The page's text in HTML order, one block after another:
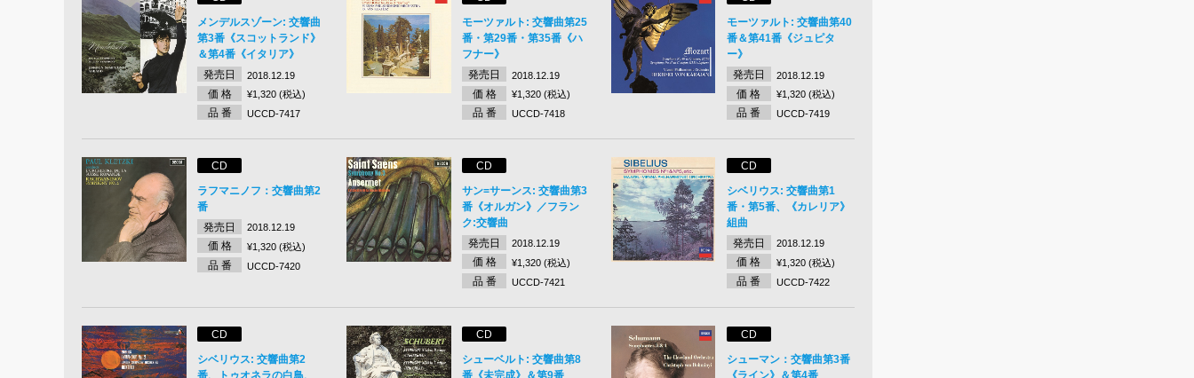
メンデルスゾーン: 交響曲
第3番《スコットランド》
＆第4番《イタリア》
発売日
2018.12.19
価 格 ¥1,320 (税込)
品 番 UCCD-7417
モーツァルト: 交響曲第25
番・第29番・第35番《ハ
フナー》
発売日
2018.12.19
価 格 ¥1,320 (税込)
品 番 UCCD-7418
モーツァルト: 交響曲第40
番＆第41番《ジュピタ
ー》
発売日
2018.12.19
価 格 ¥1,320 (税込)
品 番 UCCD-7419
CD
ラフマニノフ：交響曲第2
番
発売日
2018.12.19
価 格 ¥1,320 (税込)
品 番 UCCD-7420
CD
サン=サーンス: 交響曲第3
番《オルガン》／フラン
ク:交響曲
発売日
2018.12.19
価 格 ¥1,320 (税込)
品 番 UCCD-7421
CD
シベリウス: 交響曲第1
番・第5番、《カレリア》
組曲
発売日
2018.12.19
価 格 ¥1,320 (税込)
品 番 UCCD-7422
CD
シベリウス: 交響曲第2
番、トゥオネラの白鳥、
CD
シューベルト: 交響曲第8
番《未完成》＆第9番
CD
シューマン：交響曲第3番
《ライン》＆第4番